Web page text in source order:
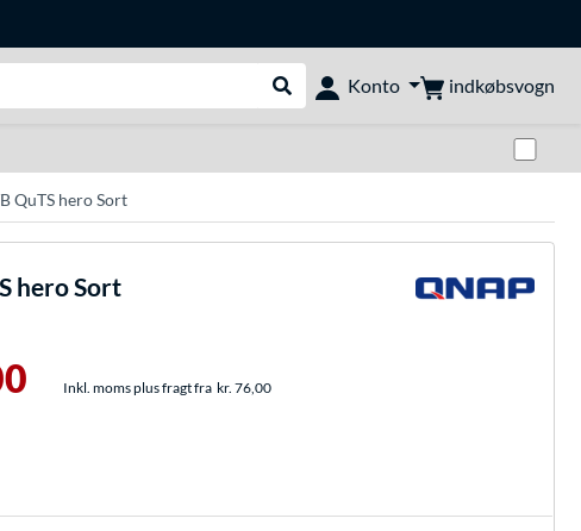
Udfør søgning
Konto indkøbsvogn
QuTS hero Sort
hero Sort
Inkl. moms plus fragt fra kr. 76,00